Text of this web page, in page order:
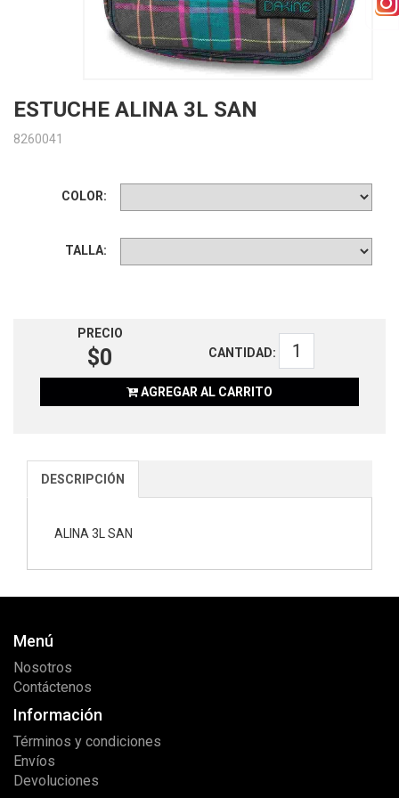
ESTUCHE ALINA 3L SAN
8260041
COLOR:
TALLA:
PRECIO
$0 CANTIDAD:
AGREGAR AL CARRITO
DESCRIPCIÓN
ALINA 3L SAN
Menú
Nosotros
Contáctenos
Información
Términos y condiciones
Envíos
Devoluciones